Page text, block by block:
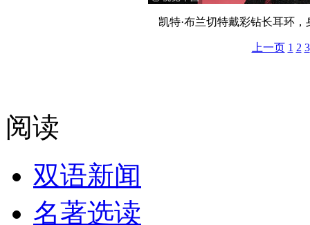
凯特·布兰切特戴彩钻长耳环
上一页 1 2 3
阅读
双语新闻
名著选读